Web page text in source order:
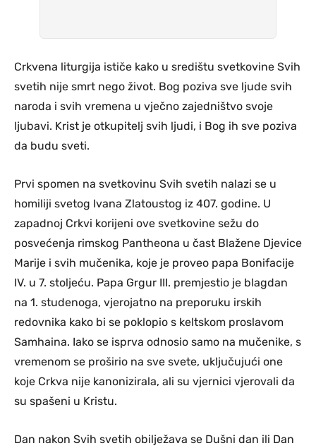
Crkvena liturgija ističe kako u središtu svetkovine Svih
svetih nije smrt nego život. Bog poziva sve ljude svih
naroda i svih vremena u vječno zajedništvo svoje
ljubavi. Krist je otkupitelj svih ljudi, i Bog ih sve poziva
da budu sveti.
Prvi spomen na svetkovinu Svih svetih nalazi se u
homiliji svetog Ivana Zlatoustog iz 407. godine. U
zapadnoj Crkvi korijeni ove svetkovine sežu do
posvećenja rimskog Pantheona u čast Blažene Djevice
Marije i svih mučenika, koje je proveo papa Bonifacije
IV. u 7. stoljeću. Papa Grgur III. premjestio je blagdan
na 1. studenoga, vjerojatno na preporuku irskih
redovnika kako bi se poklopio s keltskom proslavom
Samhaina. Iako se isprva odnosio samo na mučenike, s
vremenom se proširio na sve svete, uključujući one
koje Crkva nije kanonizirala, ali su vjernici vjerovali da
su spašeni u Kristu.
Dan nakon Svih svetih obilježava se Dušni dan ili Dan